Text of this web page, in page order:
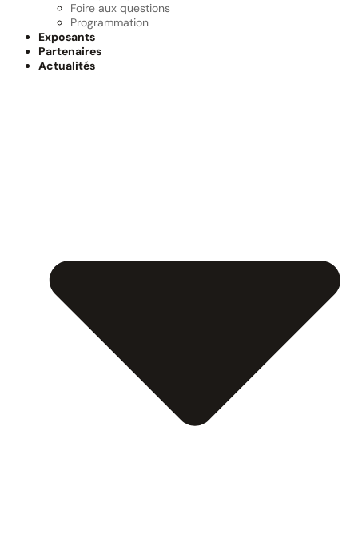
Foire aux questions
Programmation
Exposants
Partenaires
Actualités